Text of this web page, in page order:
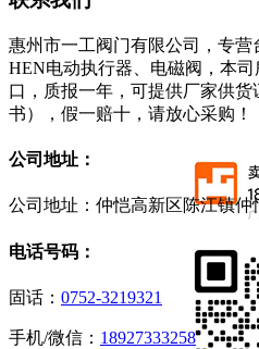
惠州市一工阀门有限公司，专营
HEN电动执行器、电磁阀，本
口，质报一年，可提供厂家供货
书），假一赔十，请放心采购！
公司地址：
公司地址：仲恺高新区陈江镇仲
电话号码：
固话： 0752-3219321
手机/微信： 18927333258